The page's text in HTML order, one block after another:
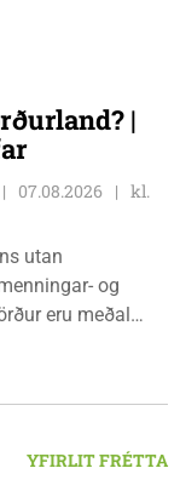
|
07.08.2026
kl.
utan
og
eru meðal
Siglufjörður og
YFIRLIT FRÉTTA